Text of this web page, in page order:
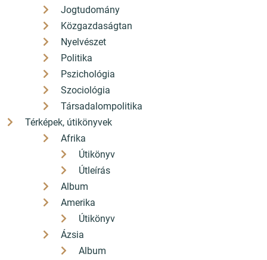
Jogtudomány
Közgazdaságtan
Nyelvészet
Politika
Pszichológia
Szociológia
Társadalompolitika
Térképek, útikönyvek
Afrika
Útikönyv
Útleírás
Album
Amerika
Útikönyv
Ázsia
Album